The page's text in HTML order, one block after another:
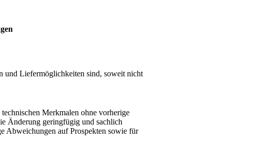
und Liefermöglichkeiten sind, soweit nicht
Merkmalen ohne vorherige
Änderung geringfügig und sachlich
Abweichungen auf Prospekten sowie für